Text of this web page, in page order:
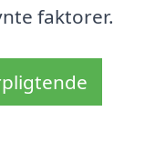
faktorer.